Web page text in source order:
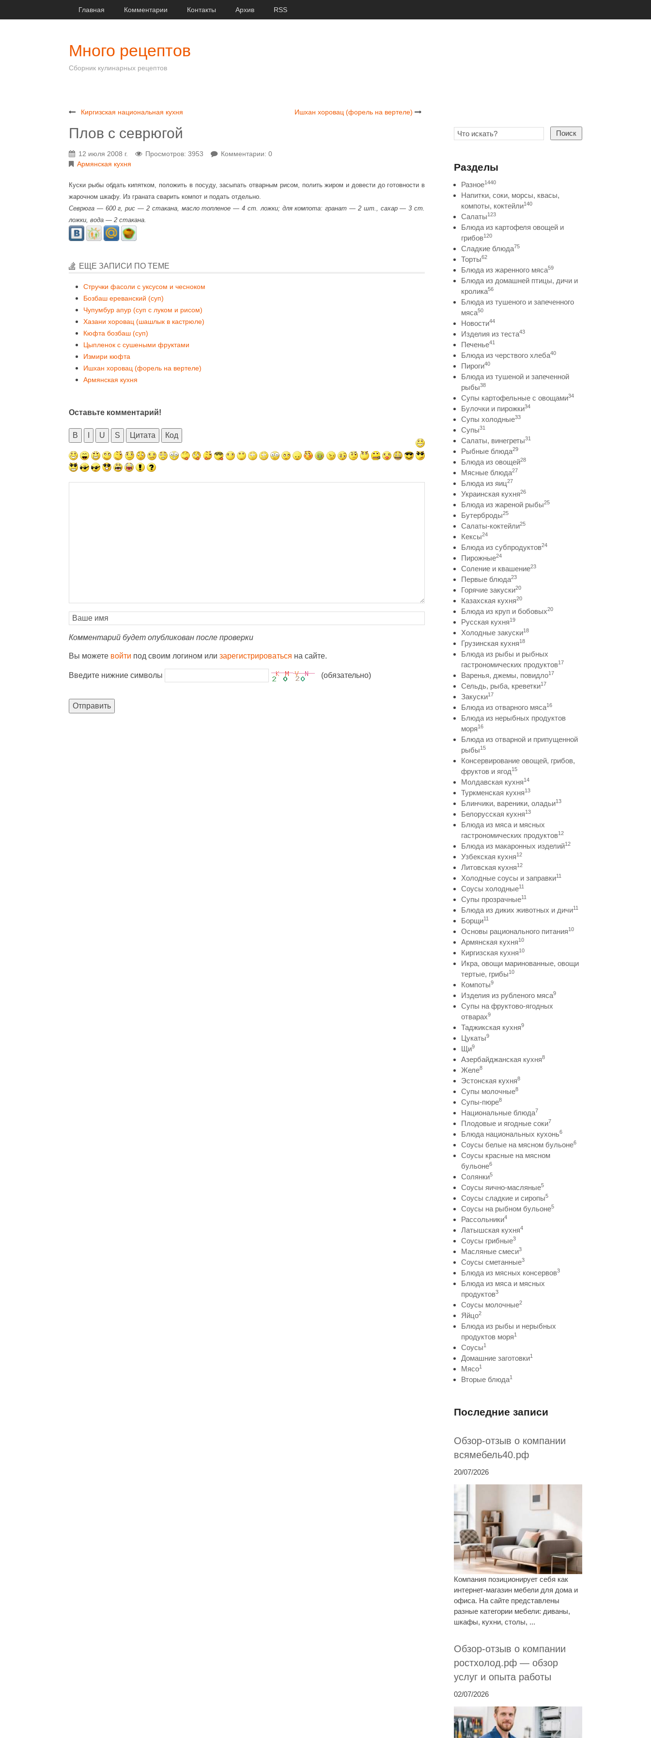
Главная Комментарии Контакты Архив RSS
Много рецептов
Сборник кулинарных рецептов
Киргизская национальная кухня Ишхан хоровац (форель на вертеле)
Плов с севрюгой
12 июля 2008 г. Просмотров: 3953
Комментарии: 0
Армянская кухня
Куски рыбы обдать кипятком, положить в посуду, засыпать отварным рисом, полить жиром и довести до готовности в
жарочном шкафу. Из граната сварить компот и подать отдельно.
Севрюга — 600 г, рис — 2 стакана, масло топленое — 4 ст. ложки; для компота: гранат — 2 шт., сахар — 3 ст.
ложки, вода — 2 стакана.
ЕЩЕ ЗАПИСИ ПО ТЕМЕ
Стручки фасоли с уксусом и чесноком
Бозбаш ереванский (суп)
Чупумбур апур (суп с луком и рисом)
Хазани хоровац (шашлык в кастрюле)
Кюфта бозбаш (суп)
Цыпленок с сушеными фруктами
Измири кюфта
Ишхан хоровац (форель на вертеле)
Армянская кухня
Оставьте комментарий!
B U S Цитата Код
Комментарий будет опубликован после проверки
Вы можете войти под своим логином или зарегистрироваться на сайте.
Введите нижние символы (обязательно)
Отправить
Поиск
Разделы
Разное1440
Напитки, соки, морсы, квасы,
компоты, коктейли140
Салаты123
Блюда из картофеля овощей и
грибов120
Сладкие блюда75
Торты62
Блюда из жаренного мяса59
Блюда из домашней птицы, дичи и
кролика56
Блюда из тушеного и запеченного
мяса50
Новости44
Изделия из теста43
Печенье41
Блюда из черствого хлеба40
Пироги40
Блюда из тушеной и запеченной
рыбы38
Супы картофельные с овощами34
Булочки и пирожки34
Супы холодные33
Супы31
Салаты, винегреты31
Рыбные блюда29
Блюда из овощей28
Мясные блюда27
Блюда из яиц27
Украинская кухня26
Блюда из жареной рыбы25
Бутерброды25
Салаты-коктейли25
Кексы24
Блюда из субпродуктов24
Пирожные24
Соление и квашение23
Первые блюда23
Горячие закуски20
Казахская кухня20
Блюда из круп и бобовых20
Русская кухня19
Холодные закуски18
Грузинская кухня18
Блюда из рыбы и рыбных
гастрономических продуктов17
Варенья, джемы, повидло17
Сельдь, рыба, креветки17
Закуски17
Блюда из отварного мяса16
Блюда из нерыбных продуктов
моря16
Блюда из отварной и припущенной
рыбы15
Консервирование овощей, грибов,
фруктов и ягод15
Молдавская кухня14
Туркменская кухня13
Блинчики, вареники, оладьи13
Белорусская кухня13
Блюда из мяса и мясных
гастрономических продуктов12
Блюда из макаронных изделий12
Узбекская кухня12
Литовская кухня12
Холодные соусы и заправки11
Соусы холодные11
Супы прозрачные11
Блюда из диких животных и дичи11
Борщи11
Основы рационального питания10
Армянская кухня10
Киргизская кухня10
Икра, овощи маринованные, овощи
тертые, грибы10
Компоты9
Изделия из рубленого мяса9
Супы на фруктово-ягодных
отварах9
Таджикская кухня9
Цукаты9
Щи9
Азербайджанская кухня8
Желе8
Эстонская кухня8
Супы молочные8
Супы-пюре8
Национальные блюда7
Плодовые и ягодные соки7
Блюда национальных кухонь6
Соусы белые на мясном бульоне6
Соусы красные на мясном
бульоне6
Солянки5
Соусы яично-масляные5
Соусы сладкие и сиропы5
Соусы на рыбном бульоне5
Рассольники4
Латышская кухня4
Соусы грибные3
Масляные смеси3
Соусы сметанные3
Блюда из мясных консервов3
Блюда из мяса и мясных
продуктов3
Соусы молочные2
Яйцо2
Блюда из рыбы и нерыбных
продуктов моря1
Соусы1
Домашние заготовки1
Мясо1
Вторые блюда1
Последние записи
Обзор-отзыв о компании
всямебель40.рф
20/07/2026
Компания позиционирует себя как
интернет-магазин мебели для дома и
офиса. На сайте представлены
разные категории мебели: диваны,
шкафы, кухни, столы, ...
Обзор-отзыв о компании
ростхолод.рф — обзор
услуг и опыта работы
02/07/2026